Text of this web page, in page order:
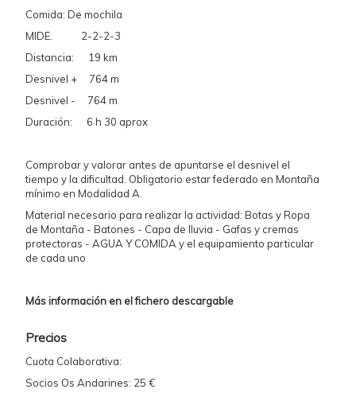
Comida: De mochila
MIDE. 2-2-2-3
Distancia: 19 km
Desnivel + 764 m
Desnivel - 764 m
Duración: 6 h 30 aprox
Comprobar y valorar antes de apuntarse el desnivel el
tiempo y la dificultad. Obligatorio estar federado en Montaña
mínimo en Modalidad A.
Material necesario para realizar la actividad: Botas y Ropa
de Montaña - Batones - Capa de lluvia - Gafas y cremas
protectoras - AGUA Y COMIDA y el equipamiento particular
de cada uno
Más información en el fichero descargable
Precios
Cuota Colaborativa:
Socios Os Andarines: 25 €